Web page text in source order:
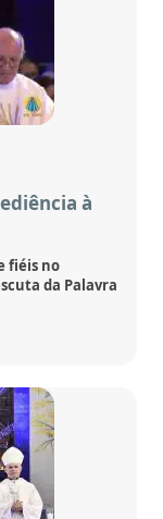
à
fiéis no
da Palavra